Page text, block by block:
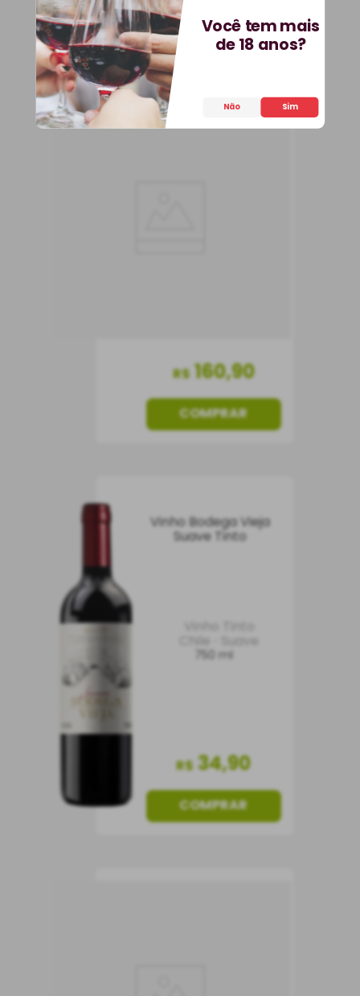
COMPRAR
Espumante 3B Rosé
R$ 160,90
COMPRAR
Vinho Bodega Vieja
Suave Tinto
Chile Suave
750 ml
R$ 34,90
COMPRAR
Você tem mais
de 18 anos?
Não Sim